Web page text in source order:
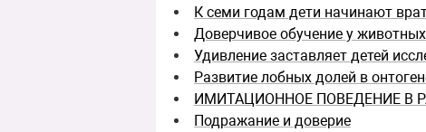
К семи годам дети начинают
Доверчивое обучение у животных
Удивление заставляет детей
Развитие лобных долей в
ИМИТАЦИОННОЕ ПОВЕДЕНИЕ В
Подражание и доверие